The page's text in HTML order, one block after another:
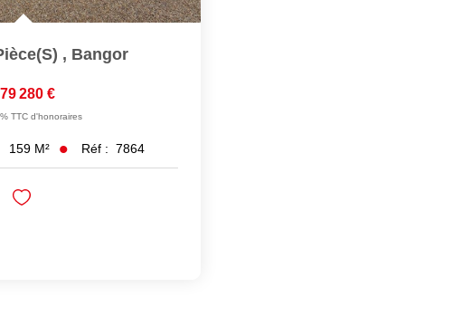
, Bangor
280 €
TTC d'honoraires
159 M² Réf : 7864